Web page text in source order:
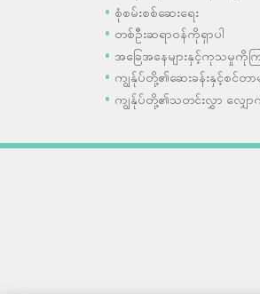
စုံစမ်းစစ်ဆေးရေး
တစ်ဦးဆရာဝန်ကိုရှာပါ
အခြေအနေများနှင့်ကုသမှုကိုက
ကျွန်ုပ်တို့၏ဆေးခန်းနှင့်စင်တာမ
ကျွန်ုပ်တို့၏သတင်းလွှာ လျှေ